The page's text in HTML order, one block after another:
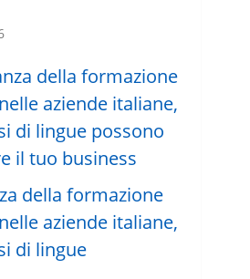
della formazione
aziende italiane,
di lingue